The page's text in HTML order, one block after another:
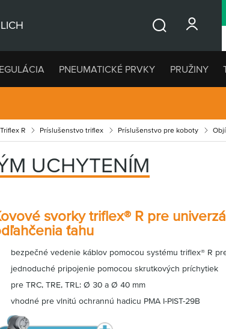
PNEUMATICKÉ PRVKY PRUŽINY
R Príslušenstvo triflex Príslušenstvo pre koboty
UCHYTENÍM
svorky triflex® R pre
ťahu
bezpečné vedenie káblov pomocou systému triflex® R
jednoduché pripojenie pomocou skrutkových príchytiek
pre TRC, TRE, TRL: Ø 30 a Ø 40 mm
vhodné pre vlnitú ochrannú hadicu PMA I-PIST-29B